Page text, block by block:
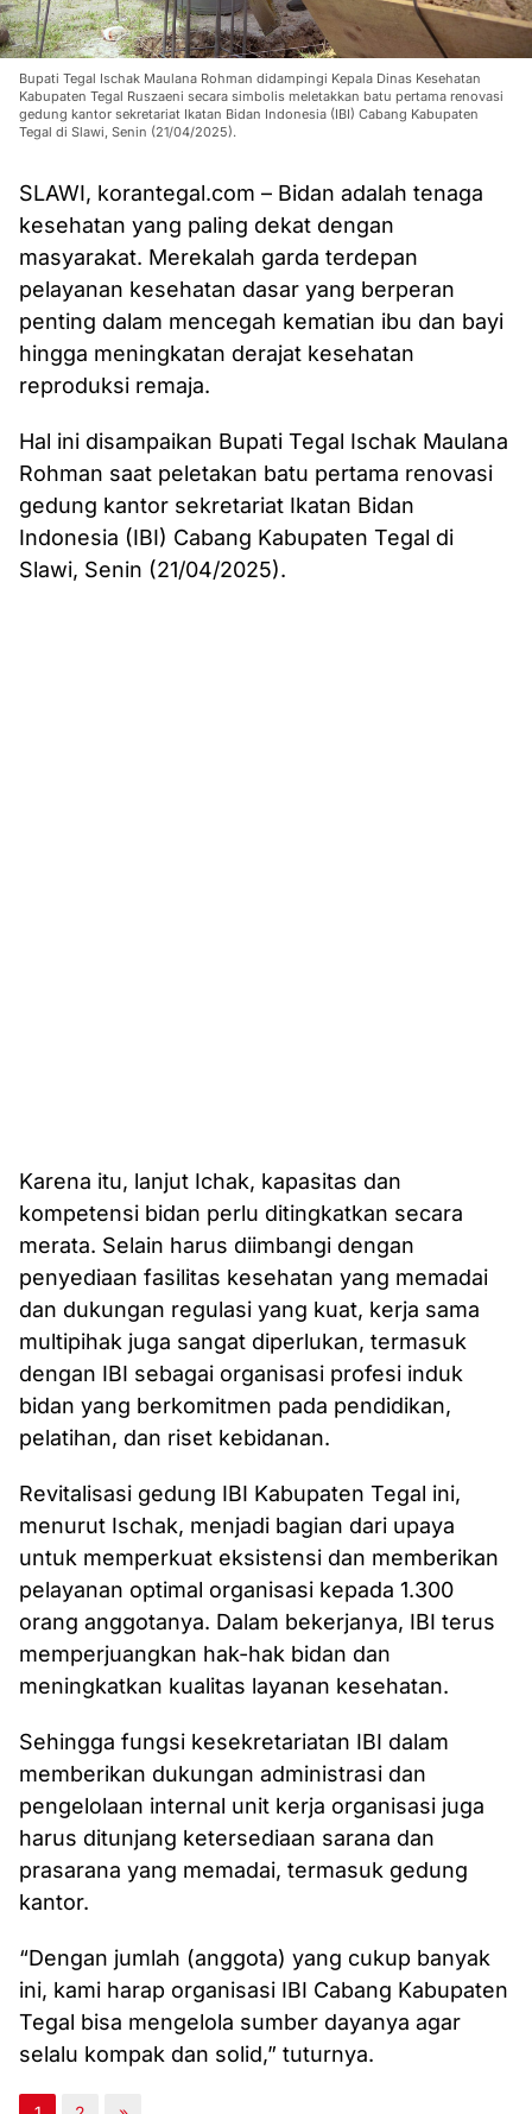
Bupati Tegal Ischak Maulana Rohman didampingi Kepala Dinas Kesehatan
Kabupaten Tegal Ruszaeni secara simbolis meletakkan batu pertama renovasi
gedung kantor sekretariat Ikatan Bidan Indonesia (IBI) Cabang Kabupaten
Tegal di Slawi, Senin (21/04/2025).
SLAWI, korantegal.com – Bidan adalah tenaga
kesehatan yang paling dekat dengan
masyarakat. Merekalah garda terdepan
pelayanan kesehatan dasar yang berperan
penting dalam mencegah kematian ibu dan bayi
hingga meningkatan derajat kesehatan
reproduksi remaja.
Hal ini disampaikan Bupati Tegal Ischak Maulana
Rohman saat peletakan batu pertama renovasi
gedung kantor sekretariat Ikatan Bidan
Indonesia (IBI) Cabang Kabupaten Tegal di
Slawi, Senin (21/04/2025).
Karena itu, lanjut Ichak, kapasitas dan
kompetensi bidan perlu ditingkatkan secara
merata. Selain harus diimbangi dengan
penyediaan fasilitas kesehatan yang memadai
dan dukungan regulasi yang kuat, kerja sama
multipihak juga sangat diperlukan, termasuk
dengan IBI sebagai organisasi profesi induk
bidan yang berkomitmen pada pendidikan,
pelatihan, dan riset kebidanan.
Revitalisasi gedung IBI Kabupaten Tegal ini,
menurut Ischak, menjadi bagian dari upaya
untuk memperkuat eksistensi dan memberikan
pelayanan optimal organisasi kepada 1.300
orang anggotanya. Dalam bekerjanya, IBI terus
memperjuangkan hak-hak bidan dan
meningkatkan kualitas layanan kesehatan.
Sehingga fungsi kesekretariatan IBI dalam
memberikan dukungan administrasi dan
pengelolaan internal unit kerja organisasi juga
harus ditunjang ketersediaan sarana dan
prasarana yang memadai, termasuk gedung
kantor.
“Dengan jumlah (anggota) yang cukup banyak
ini, kami harap organisasi IBI Cabang Kabupaten
Tegal bisa mengelola sumber dayanya agar
selalu kompak dan solid,” tuturnya.